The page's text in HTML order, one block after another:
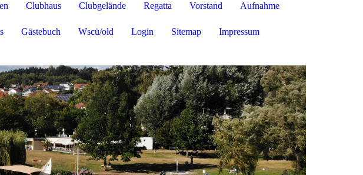
Clubhaus Clubgelände Regatta Vorstand Aufnahme
Gästebuch Wscü/old Login Sitemap Impressum